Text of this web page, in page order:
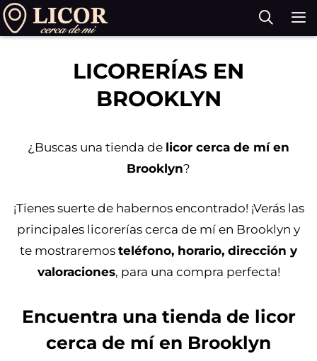
Saltar
al
LICORERÍAS EN
BROOKLYN
¿Buscas una tienda de licor cerca de mí en
Brooklyn?
¡Tienes suerte de habernos encontrado! ¡Verás las
principales licorerías cerca de mí en Brooklyn y
te mostraremos teléfono, horario, dirección y
valoraciones, para una compra perfecta!
Encuentra una tienda de licor
cerca de mí en Brooklyn